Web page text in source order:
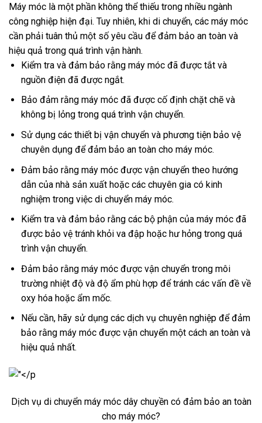
Máy móc là một phần không thể thiếu trong nhiều ngành
công nghiệp hiện đại. Tuy nhiên, khi di chuyển, các máy móc
cần phải tuân thủ một số yêu cầu để đảm bảo an toàn và
hiệu quả trong quá trình vận hành.
Kiểm tra và đảm bảo rằng máy móc đã được tắt và
nguồn điện đã được ngắt.
Bảo đảm rằng máy móc đã được cố định chặt chẽ và
không bị lỏng trong quá trình vận chuyển.
Sử dụng các thiết bị vận chuyển và phương tiện bảo vệ
chuyên dụng để đảm bảo an toàn cho máy móc.
Đảm bảo rằng máy móc được vận chuyển theo hướng
dẫn của nhà sản xuất hoặc các chuyên gia có kinh
nghiệm trong việc di chuyển máy móc.
Kiểm tra và đảm bảo rằng các bộ phận của máy móc đã
được bảo vệ tránh khỏi va đập hoặc hư hỏng trong quá
trình vận chuyển.
Đảm bảo rằng máy móc được vận chuyển trong môi
trường nhiệt độ và độ ẩm phù hợp để tránh các vấn đề về
oxy hóa hoặc ẩm mốc.
Nếu cần, hãy sử dụng các dịch vụ chuyên nghiệp để đảm
bảo rằng máy móc được vận chuyển một cách an toàn và
hiệu quả nhất.
Dịch vụ di chuyển máy móc dây chuyền có đảm bảo an toàn
cho máy móc?